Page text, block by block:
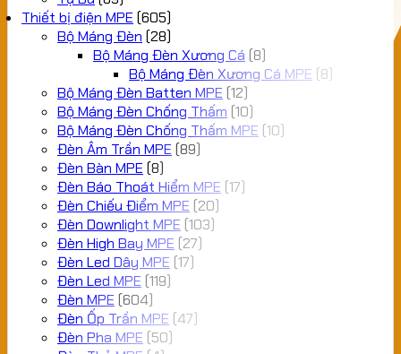
Thiết bị điện MPE (605)
Bộ Máng Đèn (28)
Bộ Máng Đèn Xương Cá (8)
Bộ Máng Đèn Xương Cá MPE (8)
Bộ Máng Đèn Batten MPE (12)
Bộ Máng Đèn Chống Thấm (10)
Bộ Máng Đèn Chống Thấm MPE (10)
Đèn Âm Trần MPE (89)
Đèn Bàn MPE (8)
Đèn Báo Thoát Hiểm MPE (17)
Đèn Chiếu Điểm MPE (20)
Đèn Downlight MPE (103)
Đèn High Bay MPE (27)
Đèn Led Dây MPE (17)
Đèn Led MPE (119)
Đèn MPE (604)
Đèn Ốp Trần MPE (47)
Đèn Pha MPE (50)